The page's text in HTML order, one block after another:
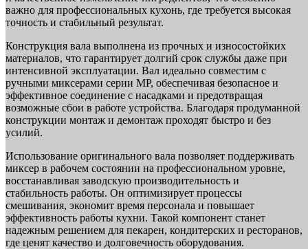
важно для профессиональных кухонь, где требуется высокая
точность и стабильный результат.
Конструкция вала выполнена из прочных и износостойких
материалов, что гарантирует долгий срок службы даже при
интенсивной эксплуатации. Вал идеально совместим с
ручными миксерами серии MP, обеспечивая безопасное и
эффективное соединение с насадками и предотвращая
возможные сбои в работе устройства. Благодаря продуманной
конструкции монтаж и демонтаж проходят быстро и без
усилий.
Использование оригинального вала позволяет поддерживать
миксер в рабочем состоянии на профессиональном уровне,
восстанавливая заводскую производительность и
стабильность работы. Он оптимизирует процессы
смешивания, экономит время персонала и повышает
эффективность работы кухни. Такой компонент станет
надежным решением для пекарен, кондитерских и ресторанов,
где ценят качество и долговечность оборудования.